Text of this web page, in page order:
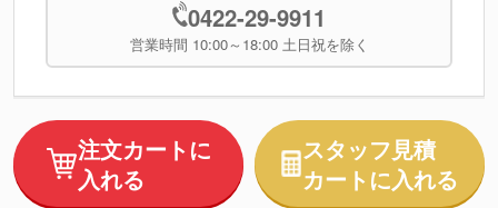
0422-29-9911
営業時間 10:00～18:00 土日祝を除く
注文カートに
入れる
スタッフ見積
カートに入れる